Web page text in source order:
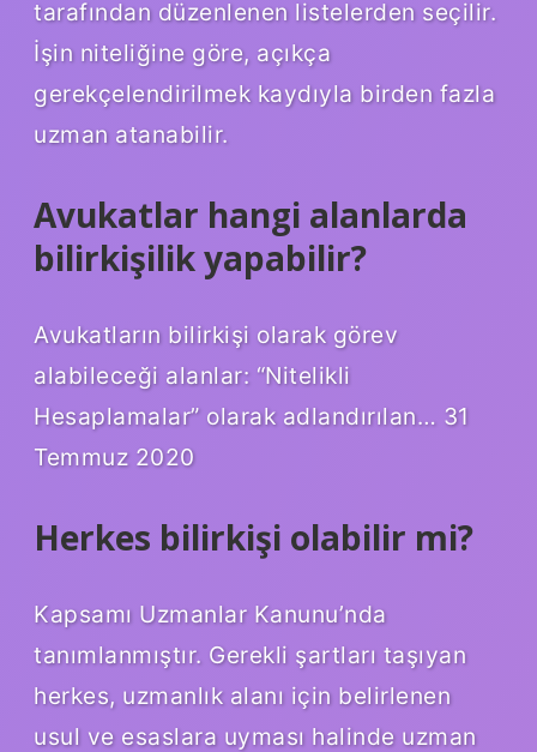
tarafından düzenlenen listelerden seçilir.
İşin niteliğine göre, açıkça
gerekçelendirilmek kaydıyla birden fazla
uzman atanabilir.
Avukatlar hangi alanlarda
bilirkişilik yapabilir?
Avukatların bilirkişi olarak görev
alabileceği alanlar: “Nitelikli
Hesaplamalar” olarak adlandırılan… 31
Temmuz 2020
Herkes bilirkişi olabilir mi?
Kapsamı Uzmanlar Kanunu’nda
tanımlanmıştır. Gerekli şartları taşıyan
herkes, uzmanlık alanı için belirlenen
usul ve esaslara uyması halinde uzman